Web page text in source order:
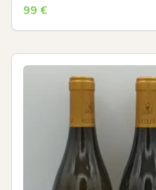
99 €